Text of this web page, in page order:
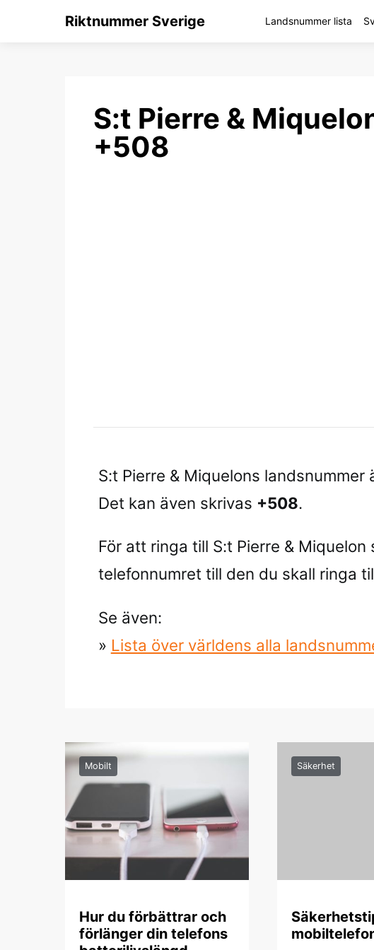
Riktnummer Sverige Landsnummer lista
S:t Pierre &
+508
S:t Pierre & Miquelons landsnummer
Det kan även skrivas +508.
För att ringa till S:t Pierre &
telefonnumret till den du skall ringa
Se även:
» Lista över världens alla
Mobilt
Hur du förbättrar och
förlänger din telefons
Säkerhet